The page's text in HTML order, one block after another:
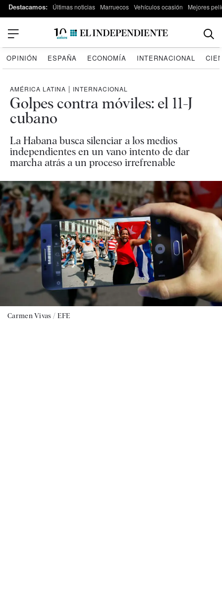
Destacamos: Últimas noticias Marruecos Vehículos ocasión Mejores
OPINIÓN ESPAÑA ECONOMÍA INTERNACIONAL
AMÉRICA LATINA | INTERNACIONAL
Golpes contra móviles: el 11-J
cubano
La Habana busca silenciar a los medios
independientes en un vano intento de dar
marcha atrás a un proceso irrefrenable
Carmen Vivas / EFE